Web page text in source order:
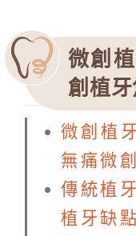
微創
創植牙
微創植
無痛微
傳統植
植牙缺